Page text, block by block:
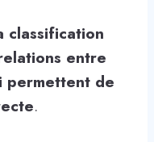
classification
entre
permettent de
.